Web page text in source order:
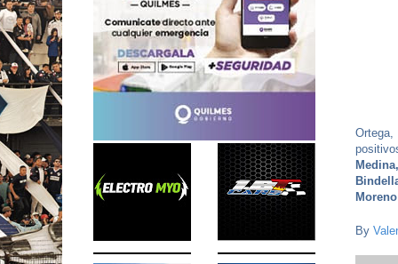
Ortega,
By